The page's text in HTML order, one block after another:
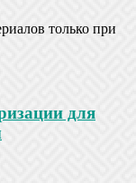
только при
для